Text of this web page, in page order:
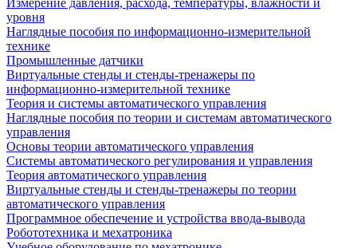
Измерение давления, расхода, температуры, влажности и
уровня
Наглядные пособия по информационно-измерительной
технике
Промышленные датчики
Виртуальные стенды и стенды-тренажеры по
информационно-измерительной технике
Теория и системы автоматического управления
Наглядные пособия по теории и системам автоматического
управления
Основы теории автоматического управления
Системы автоматического регулирования и управления
Теория автоматического управления
Виртуальные стенды и стенды-тренажеры по теории
автоматического управления
Программное обеспечение и устройства ввода-вывода
Робототехника и мехатроника